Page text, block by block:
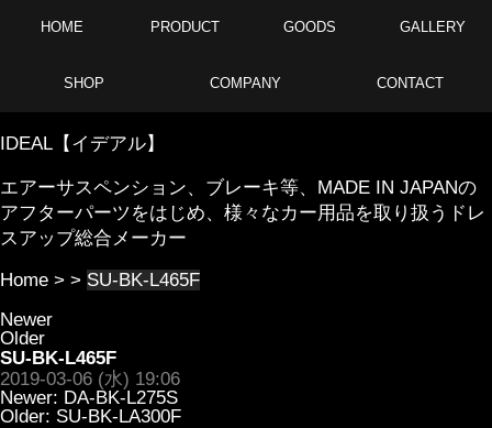
HOME PRODUCT GOODS GALLERY
SHOP COMPANY CONTACT
IDEAL【イデアル】
エアーサスペンション、ブレーキ等、MADE IN JAPANの
アフターパーツをはじめ、様々なカー用品を取り扱うドレ
スアップ総合メーカー
Home > > SU-BK-L465F
Newer
Older
SU-BK-L465F
2019-03-06 (水) 19:06
Newer: DA-BK-L275S
Older: SU-BK-LA300F